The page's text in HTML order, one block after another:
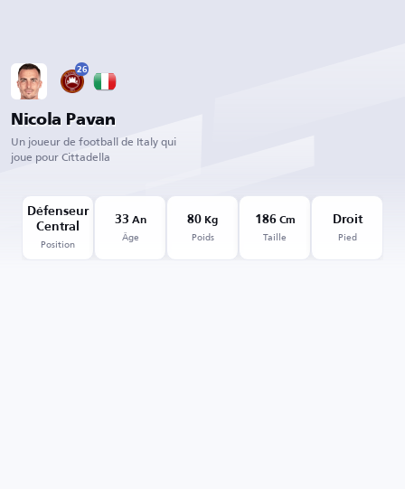
26
Nicola Pavan
Un joueur de football de Italy qui
joue pour Cittadella
Défenseur
Central
Position
33 An
Âge
80 Kg
Poids
186Cm
Taille
Droit
Pied